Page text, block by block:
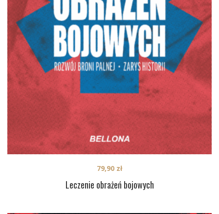
Leczenie obrażeń bojowych
79,90 zł